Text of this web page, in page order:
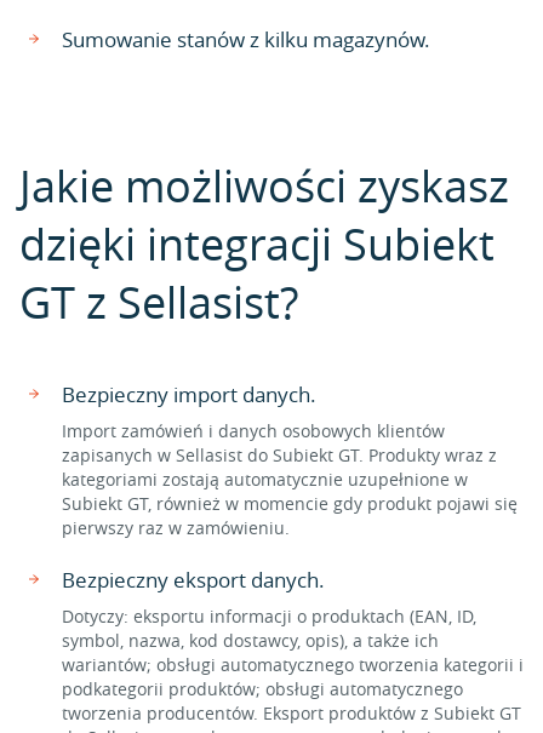
Sumowanie stanów z kilku magazynów.
Jakie możliwości zyskasz
dzięki integracji Subiekt
GT z Sellasist?
Bezpieczny import danych.
Import zamówień i danych osobowych klientów
zapisanych w Sellasist do Subiekt GT. Produkty wraz z
kategoriami zostają automatycznie uzupełnione w
Subiekt GT, również w momencie gdy produkt pojawi się
pierwszy raz w zamówieniu.
Bezpieczny eksport danych.
Dotyczy: eksportu informacji o produktach (EAN, ID,
symbol, nazwa, kod dostawcy, opis), a także ich
wariantów; obsługi automatycznego tworzenia kategorii i
podkategorii produktów; obsługi automatycznego
tworzenia producentów. Eksport produktów z Subiekt GT